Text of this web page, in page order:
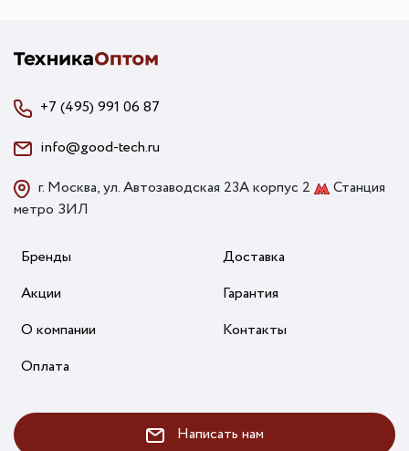
+7 (495) 991 06 87
info@good-tech.ru
г. Москва, ул. Автозаводская 23А корпус 2
Станция
метро ЗИЛ
Бренды
Акции
О компании
Оплата
Доставка
Гарантия
Контакты
Написать нам